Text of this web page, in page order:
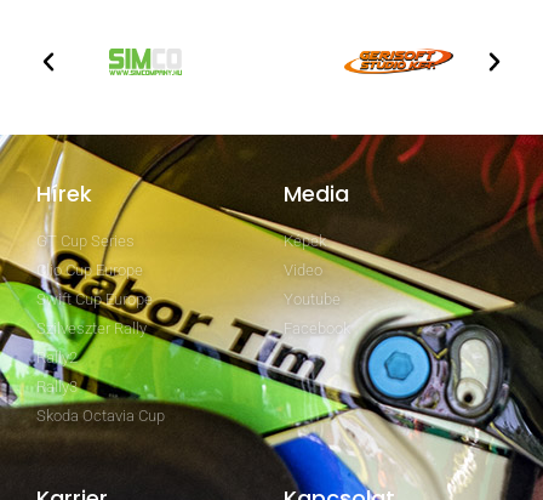
Hírek
GT Cup Series
Clio Cup Europe
Swift Cup Europe
Szilveszter Rally
Rally2
Rally3
Skoda Octavia Cup
Media
Képek
Video
Youtube
Facebook